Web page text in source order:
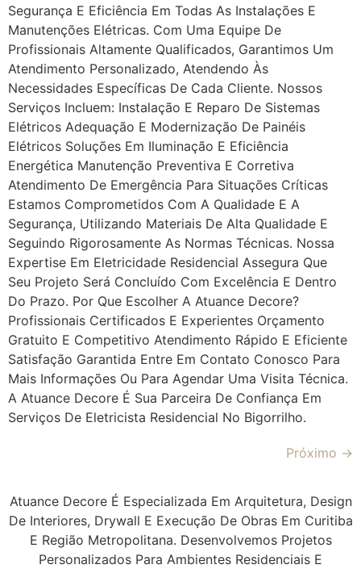
Segurança E Eficiência Em Todas As Instalações E
Manutenções Elétricas. Com Uma Equipe De
Profissionais Altamente Qualificados, Garantimos Um
Atendimento Personalizado, Atendendo Às
Necessidades Específicas De Cada Cliente. Nossos
Serviços Incluem: Instalação E Reparo De Sistemas
Elétricos Adequação E Modernização De Painéis
Elétricos Soluções Em Iluminação E Eficiência
Energética Manutenção Preventiva E Corretiva
Atendimento De Emergência Para Situações Críticas
Estamos Comprometidos Com A Qualidade E A
Segurança, Utilizando Materiais De Alta Qualidade E
Seguindo Rigorosamente As Normas Técnicas. Nossa
Expertise Em Eletricidade Residencial Assegura Que
Seu Projeto Será Concluído Com Excelência E Dentro
Do Prazo. Por Que Escolher A Atuance Decore?
Profissionais Certificados E Experientes Orçamento
Gratuito E Competitivo Atendimento Rápido E Eficiente
Satisfação Garantida Entre Em Contato Conosco Para
Mais Informações Ou Para Agendar Uma Visita Técnica.
A Atuance Decore É Sua Parceira De Confiança Em
Serviços De Eletricista Residencial No Bigorrilho.
Próximo →
Atuance Decore É Especializada Em Arquitetura, Design
De Interiores, Drywall E Execução De Obras Em Curitiba
E Região Metropolitana. Desenvolvemos Projetos
Personalizados Para Ambientes Residenciais E